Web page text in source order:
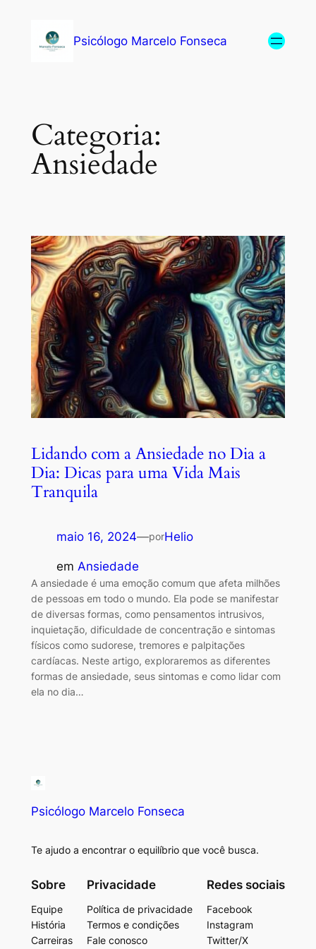
Psicólogo Marcelo Fonseca
Categoria:
Ansiedade
Lidando com a Ansiedade no Dia a
Dia: Dicas para uma Vida Mais
Tranquila
maio 16, 2024—porHelio
em Ansiedade
A ansiedade é uma emoção comum que afeta milhões
de pessoas em todo o mundo. Ela pode se manifestar
de diversas formas, como pensamentos intrusivos,
inquietação, dificuldade de concentração e sintomas
físicos como sudorese, tremores e palpitações
cardíacas. Neste artigo, exploraremos as diferentes
formas de ansiedade, seus sintomas e como lidar com
ela no dia…
Psicólogo Marcelo Fonseca
Te ajudo a encontrar o equilíbrio que você busca.
Sobre
Equipe
História
Carreiras
Privacidade
Política de privacidade
Termos e condições
Fale conosco
Redes sociais
Facebook
Instagram
Twitter/X